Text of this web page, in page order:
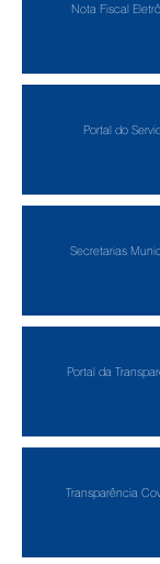
Nota Fiscal
Portal do
Secretarias
Portal da
Transparência